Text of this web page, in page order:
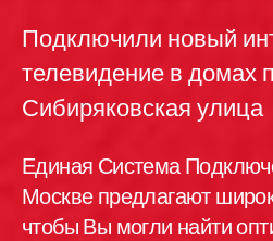
Подключили новый
телевидение в домах
Сибиряковская улица
Единая Система
Москве предлагают
чтобы Вы могли найти